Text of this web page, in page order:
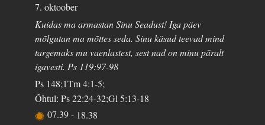
7. oktoober
Kuidas ma armastan Sinu Seadust! Iga päev
mõlgutan ma mõttes seda. Sinu käsud teevad mind
targemaks mu vaenlastest, sest nad on minu päralt
igavesti. Ps 119:97-98
Ps 148;1Tm 4:1-5;
Õhtul: Ps 22:24-32;Gl 5:13-18
07.39- 18.38